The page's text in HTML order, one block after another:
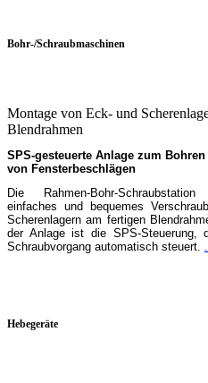
Bohr-/Schraubmaschinen
Montage von Eck- und
Blendrahmen
SPS-gesteuerte Anlage zum
von Fensterbeschlägen
Die Rahmen-Bohr-
einfaches und bequemes
Scherenlagern am fertigen
der Anlage ist die SPS-Steuerung,
Schraubvorgang automatisch steuert.
Hebegeräte